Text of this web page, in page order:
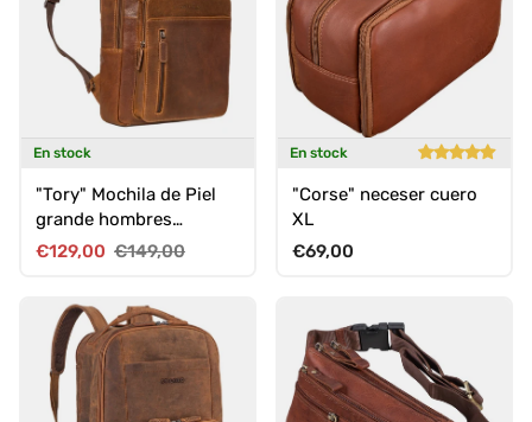
En stock
"Tory" Mochila de Piel
grande hombres
mujeres
Precio de venta
€129,00 Precio normal
€149,00
En stock
"Corse" neceser cuero
XL
Precio normal
€69,00